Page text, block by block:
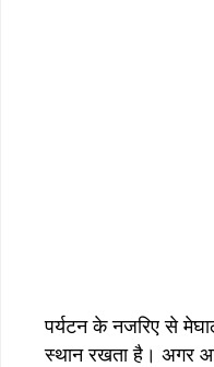
पर्यटन के नजरिए से
स्थान रखता है। अगर